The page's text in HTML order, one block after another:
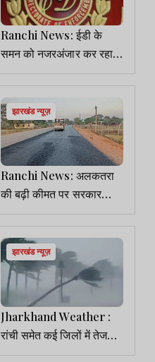
Ranchi News: ईडी के
समन को नजरअंजार कर रहा है
ज्ञान जयसवाल
झारखंड न्यूज़
Ranchi News: अलकतरा
की बढ़ी कीमत पर सरकार
सख्त, ठेकेदारों की मांग पर
जताई आपत्ति
झारखंड न्यूज़
Jharkhand Weather :
रांची समेत कई जिलों में तेज
हवा व बारिश की चेतावनी,